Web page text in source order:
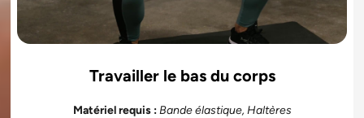
Travailler le bas du corps
Matériel requis :Bande élastique, Haltères